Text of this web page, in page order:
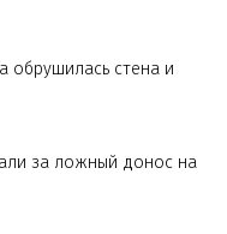
обрушилась стена и
за ложный донос на